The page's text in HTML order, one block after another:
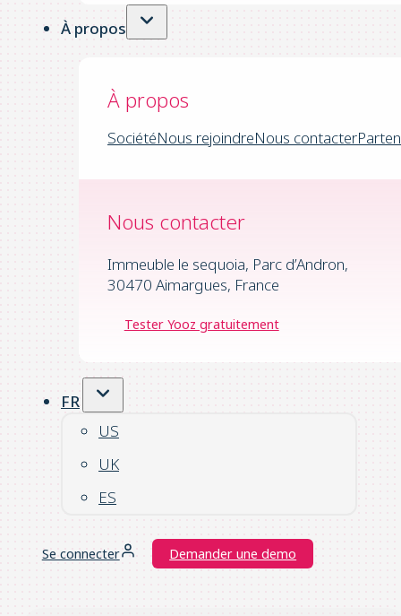
À propos
À propos
SociétéNous rejoindreNous contacter
Nous contacter
Immeuble le sequoia, Parc d’Andron,
30470 Aimargues, France
Tester Yooz gratuitement
FR
US
UK
ES
Se connecter Demander une demo